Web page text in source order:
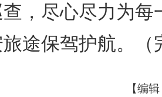
，尽心尽力为每
途保驾护航。（
【编